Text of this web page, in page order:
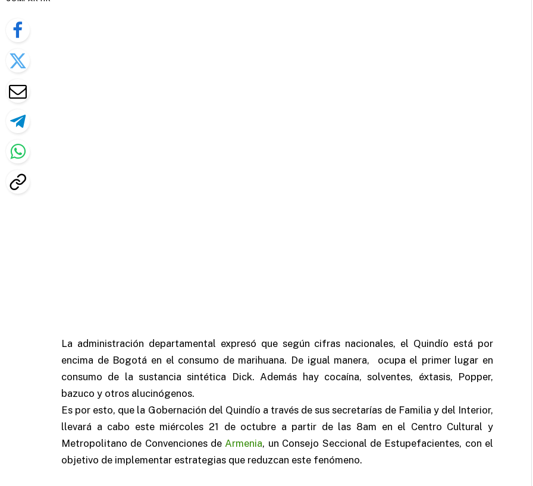
La administración departamental expresó que según cifras nacionales, el Quindío está por
encima de Bogotá en el consumo de marihuana. De igual manera, ocupa el primer lugar en
consumo de la sustancia sintética Dick. Además hay cocaína, solventes, éxtasis, Popper,
bazuco y otros alucinógenos.
Es por esto, que la Gobernación del Quindío a través de sus secretarías de Familia y del Interior,
llevará a cabo este miércoles 21 de octubre a partir de las 8am en el Centro Cultural y
Metropolitano de Convenciones de Armenia, un Consejo Seccional de Estupefacientes, con el
objetivo de implementar estrategias que reduzcan este fenómeno.